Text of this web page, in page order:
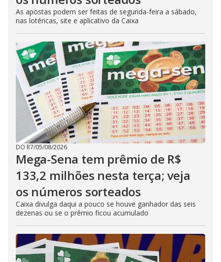
As apostas podem ser feitas de segunda-feira a sábado,
nas lotéricas, site e aplicativo da Caixa
DO R7/05/08/2026
Mega-Sena tem prêmio de R$
133,2 milhões nesta terça; veja
os números sorteados
Caixa divulga daqui a pouco se houve ganhador das seis
dezenas ou se o prêmio ficou acumulado